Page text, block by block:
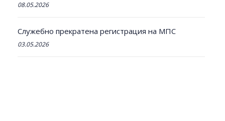
08.05.2026
Служебно прекратена регистрация на МПС
03.05.2026